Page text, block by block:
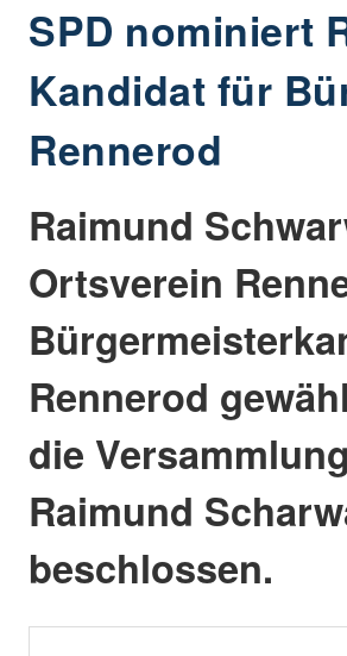
SPD nominiert
Kandidat für
Rennerod
Raimund
Ortsverein
Rennerod
die
Raimund
beschlossen.